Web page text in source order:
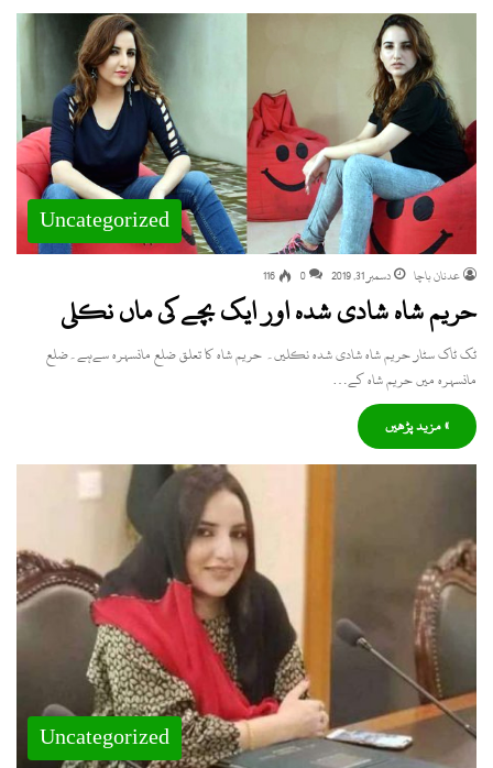
Uncategorized
عدنان باچا دسمبر 31, 2019 0
116
حریم شاہ شادی شدہ اور ایک بچے کی ماں نکلی
ٹک ٹاک سٹار حریم شاہ شادی شدہ نکلیں۔ حریم شاہ کا تعلق ضلع مانسہرہ سےہے۔ضلع
مانسہرہ میں حریم شاہ کے…
» مزید پڑھیں
Uncategorized